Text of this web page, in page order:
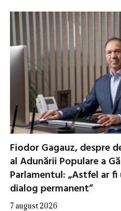
Fiodor Gagauz, despre
al Adunării Populare a
Parlamentul: „Astfel ar
dialog permanent”
7 august 2026